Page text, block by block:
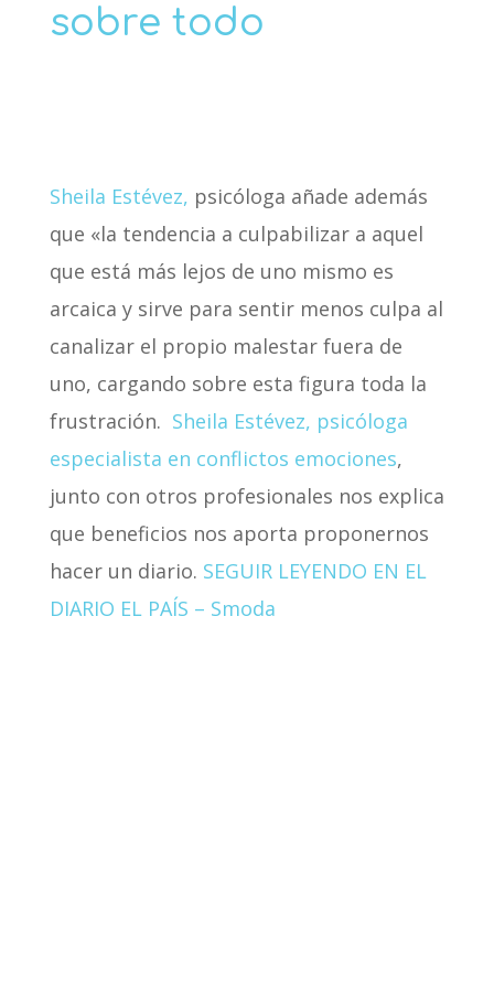
sobre todo
Sheila Estévez, psicóloga añade además
que «la tendencia a culpabilizar a aquel
que está más lejos de uno mismo es
arcaica y sirve para sentir menos culpa al
canalizar el propio malestar fuera de
uno, cargando sobre esta figura toda la
frustración. Sheila Estévez, psicóloga
especialista en conflictos emociones,
junto con otros profesionales nos explica
que beneficios nos aporta proponernos
hacer un diario. SEGUIR LEYENDO EN EL
DIARIO EL PAÍS – Smoda